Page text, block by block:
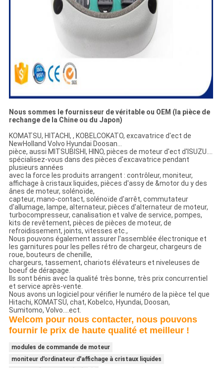
Nous sommes le fournisseur de véritable ou OEM (la pièce de
rechange de la Chine ou du Japon)
KOMATSU, HITACHI, , KOBELCOKATO, excavatrice d'ect de
NewHolland Volvo Hyundai Doosan…
pièce, aussi MITSUBISHI, HINO, pièces de moteur d'ect d'ISUZU….
spécialisez-vous dans des pièces d'excavatrice pendant
plusieurs années
avec la force les produits arrangent : contrôleur, moniteur,
affichage à cristaux liquides, pièces d'assy de &motor du y des
ânes de moteur, solénoïde,
capteur, mano-contact, solénoïde d'arrêt, commutateur
d'allumage, lampe, alternateur, pièces d'alternateur de moteur,
turbocompresseur, canalisation et valve de service, pompes,
kits de revêtement, pièces de pièces de moteur, de
refroidissement, joints, vitesses etc.,
Nous pouvons également assurer l'assemblée électronique et
les garnitures pour les pelles rétro de chargeur, chargeurs de
roue, bouteurs de chenille,
chargeurs, tassement, chariots élévateurs et niveleuses de
boeuf de dérapage.
Ils sont bénis avec la qualité très bonne, très prix concurrentiel
et service après-vente.
Nous avons un logiciel pour vérifier le numéro de la pièce tel que
Hitachi, KOMATSU, chat, Kobelco, Hyundai, Doosan,
Sumitomo, Volvo….ect.
Welcom pour nous contacter, nous pouvons
fournir le prix de haute qualité et meilleur !
modules de commande de moteur
moniteur d'ordinateur d'affichage à cristaux liquides